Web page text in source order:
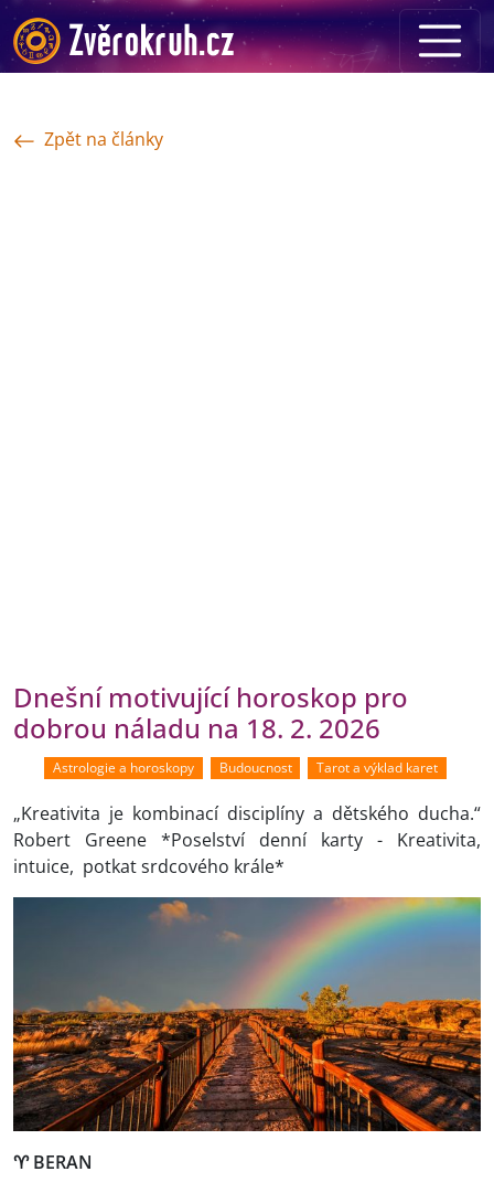
Zpět na články
Dnešní motivující horoskop pro
dobrou náladu na 18. 2. 2026
Astrologie a horoskopy Budoucnost Tarot a výklad karet
„Kreativita je kombinací disciplíny a dětského ducha.“
Robert Greene *Poselství denní karty - Kreativita,
intuice, potkat srdcového krále*
♈BERAN